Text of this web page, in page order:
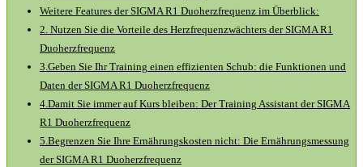
Weitere Features der SIGMA R1 Duoherzfrequenz im Überblick:
2. Nutzen Sie die Vorteile des Herzfrequenzwächters der SIGMA R1
Duoherzfrequenz
3.Geben Sie Ihr Training einen effizienten Schub: die Funktionen und
Daten der SIGMA R1 Duoherzfrequenz
4.Damit Sie immer auf Kurs bleiben: Der Training Assistant der SIGMA
R1 Duoherzfrequenz
5.Begrenzen Sie Ihre Ernährungskosten nicht: Die Ernährungsmessung
der SIGMA R1 Duoherzfrequenz